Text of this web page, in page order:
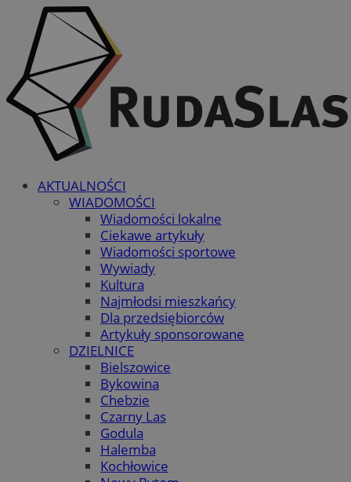
AKTUALNOŚCI
WIADOMOŚCI
Wiadomości lokalne
Ciekawe artykuły
Wiadomości sportowe
Wywiady
Kultura
Najmłodsi mieszkańcy
Dla przedsiębiorców
Artykuły sponsorowane
DZIELNICE
Bielszowice
Bykowina
Chebzie
Czarny Las
Godula
Halemba
Kochłowice